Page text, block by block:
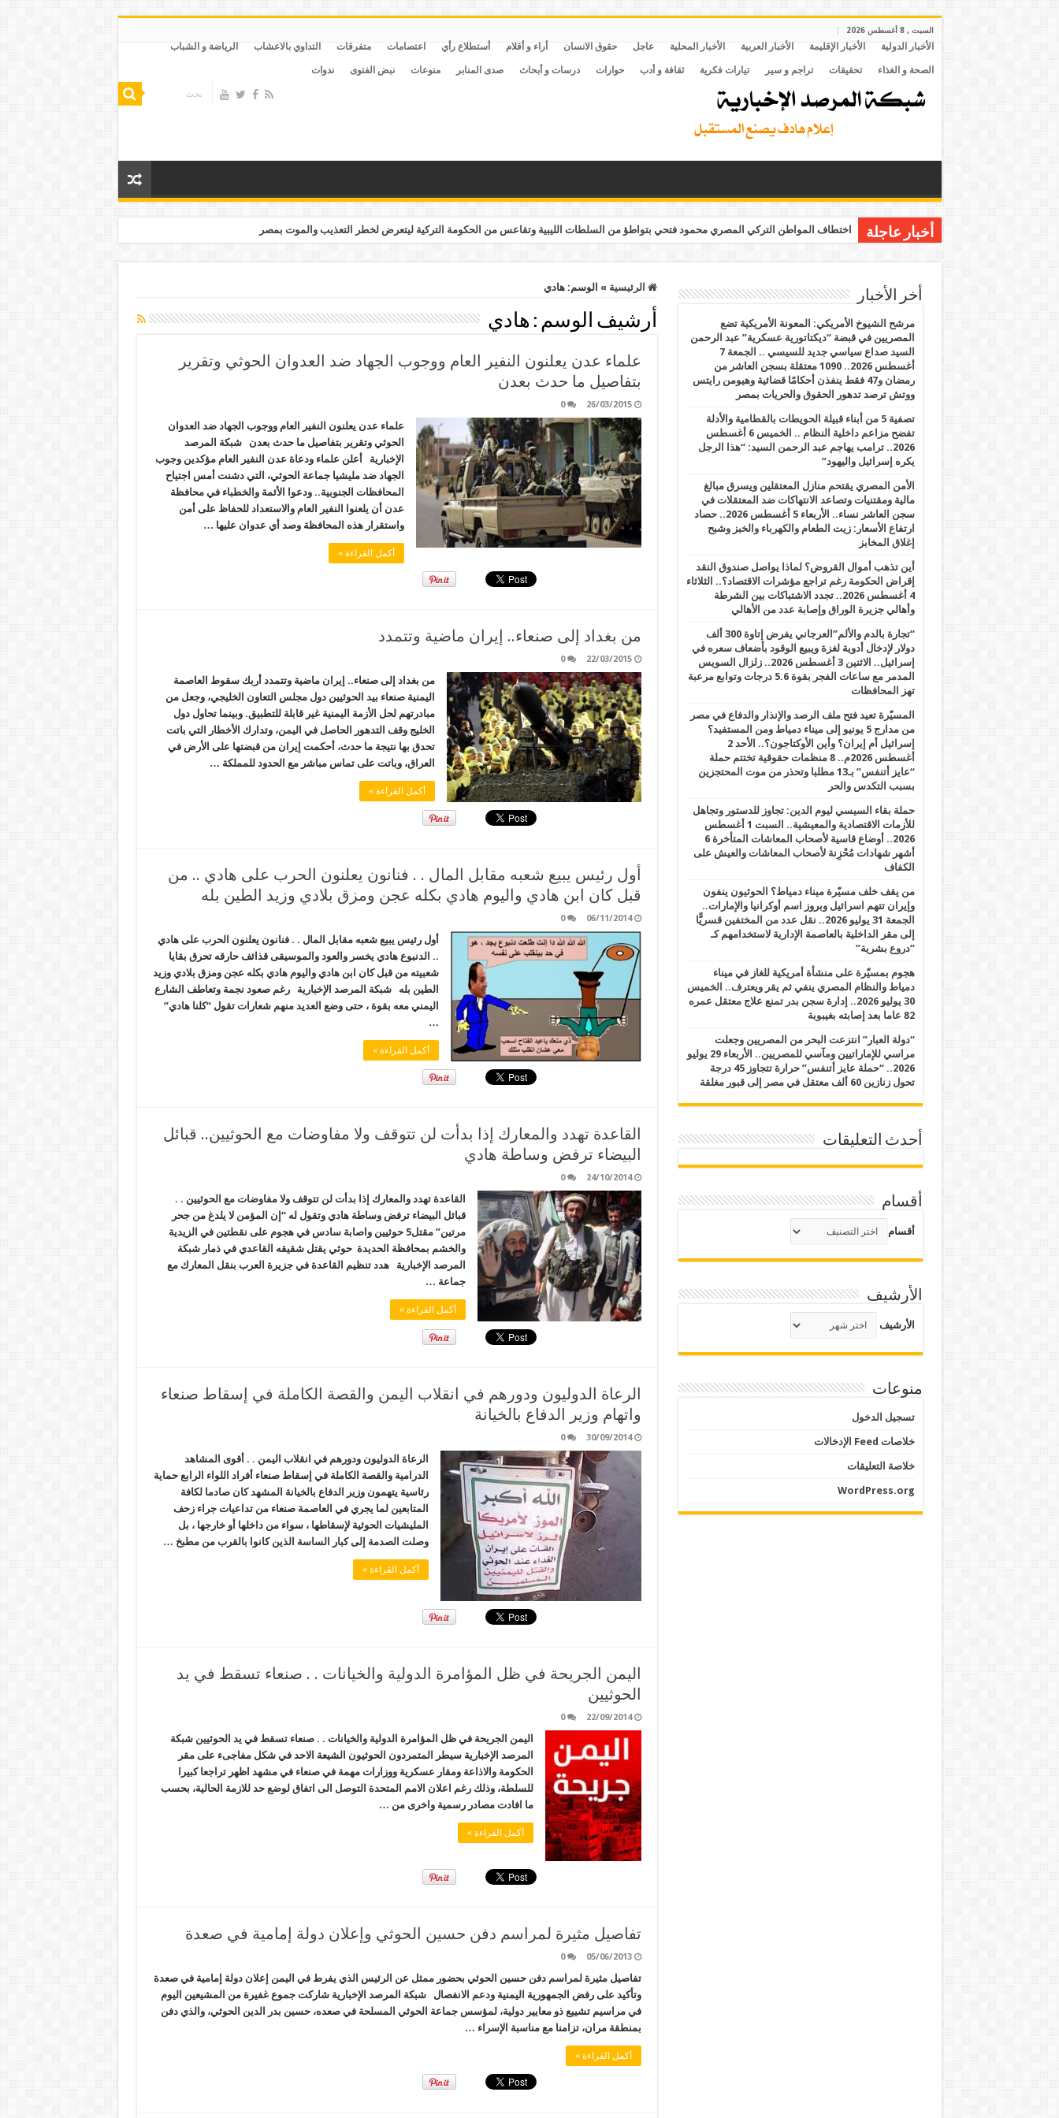
السبت , 8 أغسطس 2026
الأخبار الدولية الأخبار الإقليمة الأخبار العربية الأخبار المحلية عاجل حقوق الانسان أراء و أقلام أستطلاع رأي اعتصامات متفرقات التداوي بالاعشاب الرياضة و الشباب
الصحة و الغذاء تحقيقات تراجم و سير تيارات فكرية ثقافة و أدب حوارات درسات و أبحاث صدى المنابر منوعات نبض الفتوى ندوات
أخبار عاجلة اختطاف المواطن التركي المصري محمود فتحي بتواطؤ من السلطات الليبية وتقاعس من الحكومة التركية ليتعرض لخطر التعذيب والموت بمصر
الرئيسية » الوسم:هادي
أرشيف الوسم : هادي
علماء عدن يعلنون النفير العام ووجوب الجهاد ضد العدوان الحوثي وتقرير
بتفاصيل ما حدث بعدن
26/03/2015
0
علماء عدن يعلنون النفير العام ووجوب الجهاد ضد العدوان
الحوثي وتقرير بتفاصيل ما حدث بعدن شبكة المرصد
الإخبارية أعلن علماء ودعاة عدن النفير العام مؤكدين وجوب
الجهاد ضد مليشيا جماعة الحوثي، التي دشنت أمس اجتياح
المحافظات الجنوبية.. ودعوا الأئمة والخطباء في محافظة
عدن أن يلعنوا النفير العام والاستعداد للحفاظ على أمن
واستقرار هذه المحافظة وصد أي عدوان عليها …
أكمل القراءة »
من بغداد إلى صنعاء.. إيران ماضية وتتمدد
22/03/2015
0
من بغداد إلى صنعاء.. إيران ماضية وتتمدد أربك سقوط العاصمة
اليمنية صنعاء بيد الحوثيين دول مجلس التعاون الخليجي، وجعل من
مبادرتهم لحل الأزمة اليمنية غير قابلة للتطبيق. وبينما تحاول دول
الخليج وقف التدهور الحاصل في اليمن، وتدارك الأخطار التي باتت
تحدق بها نتيجة ما حدث، أحكمت إيران من قبضتها على الأرض في
العراق، وباتت على تماس مباشر مع الحدود للمملكة …
أكمل القراءة »
أول رئيس يبيع شعبه مقابل المال . . فنانون يعلنون الحرب على هادي .. من
قبل كان ابن هادي واليوم هادي بكله عجن ومزق بلادي وزيد الطين بله
06/11/2014
0
أول رئيس يبيع شعبه مقابل المال . . فنانون يعلنون الحرب على هادي
.. الدنبوع هادي يخسر والعود والموسيقى قذائف حارقه تحرق بقايا
شعبيته من قبل كان ابن هادي واليوم هادي بكله عجن ومزق بلادي وزيد
الطين بله شبكة المرصد الإخبارية رغم صعود نجمة وتعاطف الشارع
اليمني معه بقوة ، حتى وضع العديد منهم شعارات تقول “كلنا هادي”
…
أكمل القراءة »
القاعدة تهدد والمعارك إذا بدأت لن تتوقف ولا مفاوضات مع الحوثيين.. قبائل
البيضاء ترفض وساطة هادي
24/10/2014
0
القاعدة تهدد والمعارك إذا بدأت لن تتوقف ولا مفاوضات مع الحوثيين . .
قبائل البيضاء ترفض وساطة هادي وتقول له “إن المؤمن لا يلدغ من جحر
مرتين” مقتل5 حوثيين واصابة سادس في هجوم على نقطتين في الزيدية
والخشم بمحافظة الحديدة حوثي يقتل شقيقه القاعدي في ذمار شبكة
المرصد الإخبارية هدد تنظيم القاعدة في جزيرة العرب بنقل المعارك مع
جماعة …
أكمل القراءة »
الرعاة الدوليون ودورهم في انقلاب اليمن والقصة الكاملة في إسقاط صنعاء
واتهام وزير الدفاع بالخيانة
30/09/2014
0
الرعاة الدوليون ودورهم في انقلاب اليمن . . أقوى المشاهد
الدرامية والقصة الكاملة في إسقاط صنعاء أفراد اللواء الرابع حماية
رئاسية يتهمون وزير الدفاع بالخيانة المشهد كان صادما لكافة
المتابعين لما يجري في العاصمة صنعاء من تداعيات جراء زحف
المليشيات الحوثية لإسقاطها ، سواء من داخلها أو خارجها ، بل
وصلت الصدمة إلى كبار الساسة الذين كانوا بالقرب من مطبخ …
أكمل القراءة »
اليمن الجريحة في ظل المؤامرة الدولية والخيانات . . صنعاء تسقط في يد
الحوثيين
22/09/2014
0
اليمن الجريحة في ظل المؤامرة الدولية والخيانات . . صنعاء تسقط في يد الحوثيين شبكة
المرصد الإخبارية سيطر المتمردون الحوثيون الشيعة الاحد في شكل مفاجىء على مقر
الحكومة والاذاعة ومقار عسكرية ووزارات مهمة في صنعاء في مشهد اظهر تراجعا كبيرا
للسلطة، وذلك رغم اعلان الامم المتحدة التوصل الى اتفاق لوضع حد للازمة الحالية، بحسب
ما افادت مصادر رسمية واخرى من …
أكمل القراءة »
تفاصيل مثيرة لمراسم دفن حسين الحوثي وإعلان دولة إمامية في صعدة
05/06/2013
0
تفاصيل مثيرة لمراسم دفن حسين الحوثي بحضور ممثل عن الرئيس الذي يفرط في اليمن إعلان دولة إمامية في صعدة
وتأكيد على رفض الجمهورية اليمنية ‏ودعم الانفصال شبكة المرصد الإخبارية شاركت جموع غفيرة من المشيعين اليوم
في مراسيم تشييع ذو معايير دولية، لمؤسس جماعة الحوثي المسلحة في صعده، حسين بدر الدين الحوثي، والذي دفن
بمنطقة مران، تزامنا مع مناسبة الإسراء …
أكمل القراءة »
أخر الأخبار
مرشح الشيوخ الأمريكي: المعونة الأمريكية تضع
المصريين في قبضة “ديكتاتورية عسكرية” عبد الرحمن
السيد صداع سياسي جديد للسيسي .. الجمعة 7
أغسطس 2026.. 1090 معتقلة بسجن العاشر من
رمضان و47 فقط ينفذن أحكامًا قضائية وهيومن رايتس
ووتش ترصد تدهور الحقوق والحريات بمصر
تصفية 5 من أبناء قبيلة الحويطات بالقطامية والأدلة
تفضح مزاعم داخلية النظام .. الخميس 6 أغسطس
2026.. ترامب يهاجم عبد الرحمن السيد: “هذا الرجل
يكره إسرائيل واليهود”
الأمن المصري يقتحم منازل المعتقلين ويسرق مبالغ
مالية ومقتنيات وتصاعد الانتهاكات ضد المعتقلات في
سجن العاشر نساء.. الأربعاء 5 أغسطس 2026.. حصاد
ارتفاع الأسعار: زيت الطعام والكهرباء والخبز وشبح
إغلاق المخابز
أين تذهب أموال القروض؟ لماذا يواصل صندوق النقد
إقراض الحكومة رغم تراجع مؤشرات الاقتصاد؟.. الثلاثاء
4 أغسطس 2026.. تجدد الاشتباكات بين الشرطة
وأهالي جزيرة الوراق وإصابة عدد من الأهالي
“تجارة بالدم والألم”العرجاني يفرض إتاوة 300 ألف
دولار لإدخال أدوية لغزة ويبيع الوقود بأضعاف سعره في
إسرائيل.. الاثنين 3 أغسطس 2026.. زلزال السويس
المدمر مع ساعات الفجر بقوة 5.6 درجات وتوابع مرعبة
تهز المحافظات
المسيّرة تعيد فتح ملف الرصد والإنذار والدفاع في مصر
من مدارج 5 يونيو إلى ميناء دمياط ومن المستفيد؟
إسرائيل أم إيران؟ وأين الأوكتاجون؟.. الأحد 2
أغسطس 2026م.. 8 منظمات حقوقية تختتم حملة
“عايز أتنفس” بـ13 مطلبا وتحذر من موت المحتجزين
بسبب التكدس والحر
حملة بقاء السيسي ليوم الدين: تجاوز للدستور وتجاهل
للأزمات الاقتصادية والمعيشية.. السبت 1 أغسطس
2026.. أوضاع قاسية لأصحاب المعاشات المتأخرة 6
أشهر شهادات مُحْزِنة لأصحاب المعاشات والعيش على
الكفاف
من يقف خلف مسيّرة ميناء دمياط؟ الحوثيون ينفون
وإيران تتهم اسرائيل وبروز اسم أوكرانيا والإمارات..
الجمعة 31 يوليو 2026.. نقل عدد من المختفين قسريًّا
إلى مقر الداخلية بالعاصمة الإدارية لاستخدامهم كـ
“دروع بشرية”
هجوم بمسيّرة على منشأة أمريكية للغاز في ميناء
دمياط والنظام المصري ينفي ثم يقر ويعترف.. الخميس
30 يوليو 2026.. إدارة سجن بدر تمنع علاج معتقل عمره
82 عاما بعد إصابته بغيبوبة
“دولة العبار” انتزعت البحر من المصريين وجعلت
مراسي للإماراتيين ومآسي للمصريين.. الأربعاء 29 يوليو
2026.. “حملة عايز أتنفس” حرارة تتجاوز 45 درجة
تحول زنازين 60 ألف معتقل في مصر إلى قبور مغلقة
أحدث التعليقات
أقسام
أقسام
الأرشيف
الأرشيف
منوعات
تسجيل الدخول
خلاصات Feed الإدخالات
خلاصة التعليقات
WordPress.org